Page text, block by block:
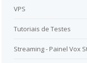
VPS
Tutoriais de Testes
Streaming - Painel Vox